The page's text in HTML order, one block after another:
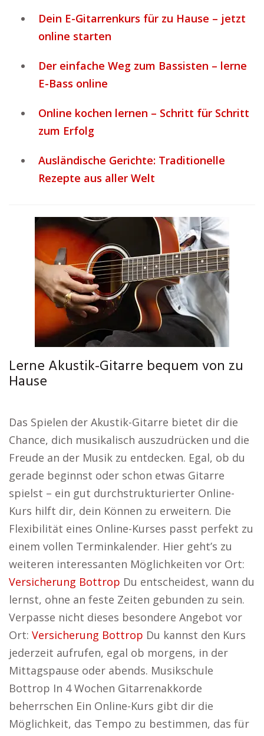
Dein E-Gitarrenkurs für zu Hause – jetzt
online starten
Der einfache Weg zum Bassisten – lerne
E-Bass online
Online kochen lernen – Schritt für Schritt
zum Erfolg
Ausländische Gerichte: Traditionelle
Rezepte aus aller Welt
Lerne Akustik-Gitarre bequem von zu
Hause
Das Spielen der Akustik-Gitarre bietet dir die
Chance, dich musikalisch auszudrücken und die
Freude an der Musik zu entdecken. Egal, ob du
gerade beginnst oder schon etwas Gitarre
spielst – ein gut durchstrukturierter Online-
Kurs hilft dir, dein Können zu erweitern. Die
Flexibilität eines Online-Kurses passt perfekt zu
einem vollen Terminkalender. Hier geht’s zu
weiteren interessanten Möglichkeiten vor Ort:
Versicherung Bottrop Du entscheidest, wann du
lernst, ohne an feste Zeiten gebunden zu sein.
Verpasse nicht dieses besondere Angebot vor
Ort: Versicherung Bottrop Du kannst den Kurs
jederzeit aufrufen, egal ob morgens, in der
Mittagspause oder abends. Musikschule
Bottrop In 4 Wochen Gitarrenakkorde
beherrschen Ein Online-Kurs gibt dir die
Möglichkeit, das Tempo zu bestimmen, das für